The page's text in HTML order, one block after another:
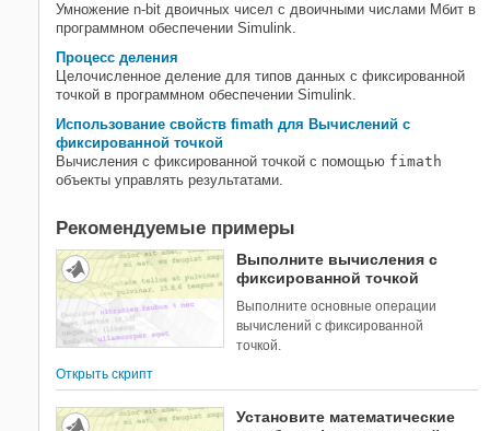
Умножение n-bit двоичных чисел с двоичными числами Мбит в
программном обеспечении Simulink.
Процесс деления
Целочисленное деление для типов данных с фиксированной
точкой в программном обеспечении Simulink.
Использование свойств fimath для Вычислений с
фиксированной точкой
Вычисления с фиксированной точкой с помощью fimath
объекты управлять результатами.
Рекомендуемые примеры
Выполните вычисления с
фиксированной точкой
Выполните основные операции
вычислений с фиксированной
точкой.
Открыть скрипт
Установите математические